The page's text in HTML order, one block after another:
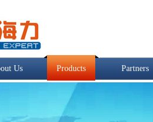
Us Products Partners